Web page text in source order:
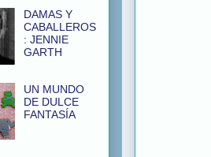
DAMAS Y
CABALLEROS
: JENNIE
GARTH
UN MUNDO
DE DULCE
FANTASÍA